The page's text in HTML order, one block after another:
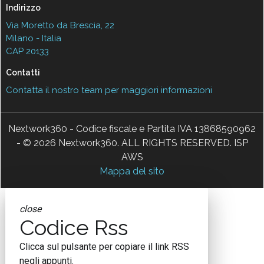
Indirizzo
Via Moretto da Brescia, 22
Milano - Italia
CAP 20133
Contatti
Contatta il nostro team per maggiori informazioni
Nextwork360 - Codice fiscale e Partita IVA 13868590962
- © 2026 Nextwork360. ALL RIGHTS RESERVED. ISP
AWS
Mappa del sito
close
Codice Rss
Clicca sul pulsante per copiare il link RSS
negli appunti.